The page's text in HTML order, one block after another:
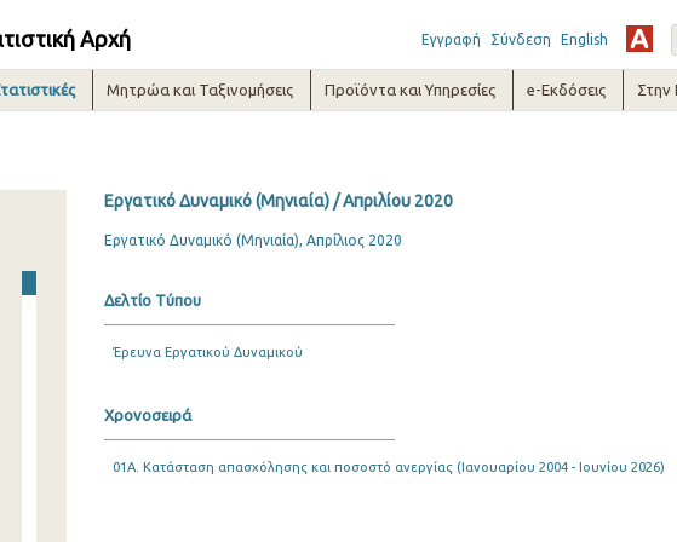
Αρχή Εγγραφή Σύνδεση English
Μητρώα και Ταξινομήσεις Προϊόντα και Υπηρεσίες e-Εκδόσεις Στην
Εργατικό Δυναμικό (Μηνιαία) / Απριλίου 2020
Εργατικό Δυναμικό (Μηνιαία), Απρίλιος 2020
Δελτίο Τύπου
Έρευνα Εργατικού Δυναμικού
Χρονοσειρά
01A. Κατάσταση απασχόλησης και ποσοστό ανεργίας (Ιανουαρίου 2004 - Ιουνίου 2026)